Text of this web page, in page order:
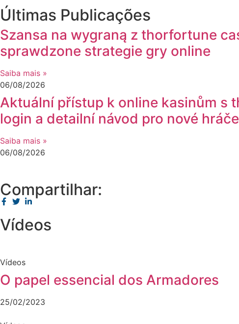
Últimas Publicações
Szansa na wygraną z thorfortune
sprawdzone strategie gry online
Saiba mais »
06/08/2026
Aktuální přístup k online kasinům s
login a detailní návod pro nové hráče
Saiba mais »
06/08/2026
Compartilhar:
Vídeos
Vídeos
O papel essencial dos Armadores
25/02/2023